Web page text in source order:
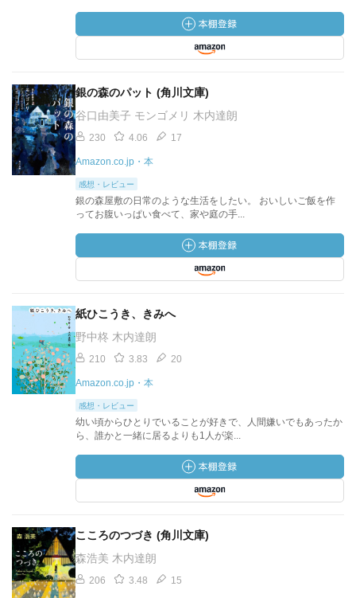
銀の森のパット (角川文庫)
谷口由美子 モンゴメリ 木内達朗
230 4.06 17
Amazon.co.jp・本
感想・レビュー
銀の森屋敷の日常のような生活をしたい。 おいしいご飯を作
ってお腹いっぱい食べて、家や庭の手...
紙ひこうき、きみへ
野中柊 木内達朗
210 3.83 20
Amazon.co.jp・本
感想・レビュー
幼い頃からひとりでいることが好きで、人間嫌いでもあったか
ら、誰かと一緒に居るよりも1人が楽...
こころのつづき (角川文庫)
森浩美 木内達朗
206 3.48 15